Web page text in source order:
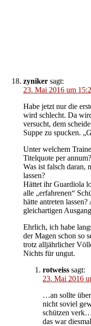
zyniker sagt:
23. Mai 2016 um
Habe jetzt nur die
wird schlecht. Da
versucht, dem
Suppe zu spucken.
Unter welchem
Titelquote per annum?
Was ist falsch daran,
lassen?
Hättet ihr Guardiola
alle „erfahrenen“
hätte antreten
gleichartigen
Ehrlich, ich habe
der Magen schon so
trotz alljährlicher
Nichts für ungut.
rotweiss sagt:
23. Mai 2016
…an sollte
nicht soviel
schützen
das war